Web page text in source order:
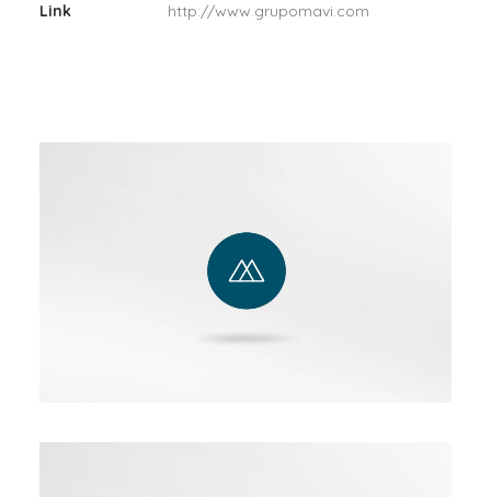
Link
http://www.grupomavi.com